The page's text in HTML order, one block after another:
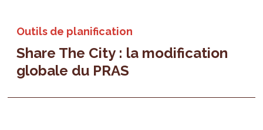
Outils de planification
Share The City : la modification
globale du PRAS